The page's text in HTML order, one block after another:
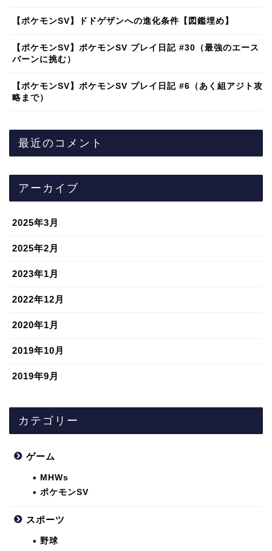
【ポケモンSV】ドドゲザンへの進化条件【図鑑埋め】
【ポケモンSV】ポケモンSV プレイ日記 #30（最強のエース
バーンに挑む）
【ポケモンSV】ポケモンSV プレイ日記 #6（あく組アジト攻
略まで）
最近のコメント
アーカイブ
2025年3月
2025年2月
2023年1月
2022年12月
2020年1月
2019年10月
2019年9月
カテゴリー
ゲーム
MHWs
ポケモンSV
スポーツ
野球